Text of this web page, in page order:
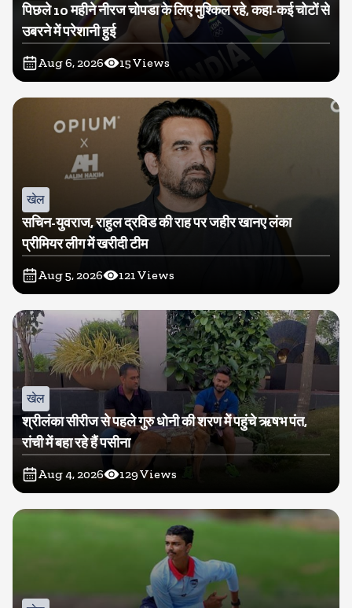
पिछले 10 महीने नीरज चोपडा के लिए मुश्किल रहे, कहा-कई चोटों से
उबरने में परेशानी हुई
Aug 6, 2026 15Views
खेल
सचिन-युवराज, राहुल द्रविड की राह पर जहीर खानए लंका
प्रीमियर लीग में खरीदी टीम
Aug 5, 2026 121 Views
खेल
श्रीलंका सीरीज से पहले गुरु धोनी की शरण में पहुंचे ऋषभ पंत,
रांची में बहा रहे हैं पसीना
Aug 4, 2026 129Views